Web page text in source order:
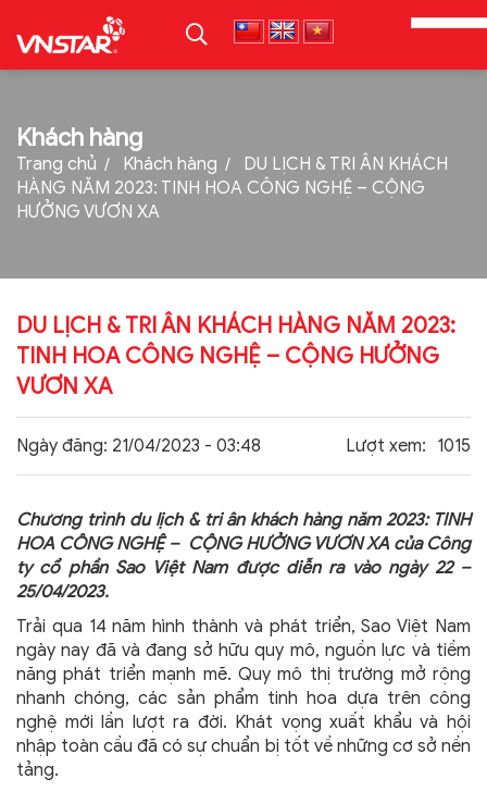
TRANG CHỦ
GIỚI THIỆU
SẢN PHẨM
THƯ VIỆN
LIÊN HỆ
TẢI PROFILE
Trang chủ Khách hàng
DU LỊCH & TRI ÂN KHÁCH
HÀNG NĂM 2023: TINH HOA CÔNG NGHỆ – CỘNG
HƯỞNG VƯƠN XA
Khách hàng
DU LỊCH & TRI ÂN KHÁCH HÀNG NĂM 2023:
TINH HOA CÔNG NGHỆ – CỘNG HƯỞNG
VƯƠN XA
Ngày đăng: 21/04/2023 - 03:48 Lượt xem: 1015
Chương trình du lịch & tri ân khách hàng năm 2023: TINH
HOA CÔNG NGHỆ – CỘNG HƯỞNG VƯƠN XA của Công
ty cổ phần Sao Việt Nam được diễn ra vào ngày 22 –
25/04/2023.
Trải qua 14 năm hình thành và phát triển, Sao Việt Nam
ngày nay đã và đang sở hữu quy mô, nguồn lực và tiềm
năng phát triển mạnh mẽ. Quy mô thị trường mở rộng
nhanh chóng, các sản phẩm tinh hoa dựa trên công
nghệ mới lần lượt ra đời. Khát vọng xuất khẩu và hội
nhập toàn cầu đã có sự chuẩn bị tốt về những cơ sở nền
tảng.